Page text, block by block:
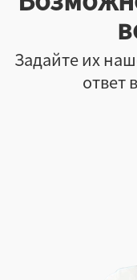
Нет
Откидная
Задайте их
ответ